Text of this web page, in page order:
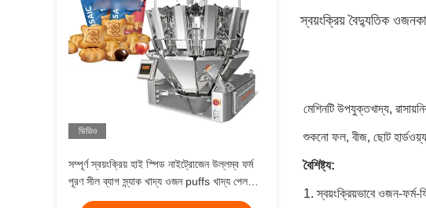
ভিডিও
সম্পূর্ণ স্বয়ংক্রিয় হাই স্পিড নাইট্রোজেন উল্লম্ব ফর্ম
পূরণ সীল ব্যাগ স্ন্যাক খাদ্য ওজন puffs খাদ্য পেললেট
প্যাকিং মেশিন
স্বয়ংক্রিয় বৈদ্যুতিক
মেশিনটি উপযুক্তখাদ্য,
শুকনো ফল, বীজ, ছোট
বৈশিষ্ট্য:
1. স্বয়ংক্রিয়ভাবে ওজন-ফর্ম-